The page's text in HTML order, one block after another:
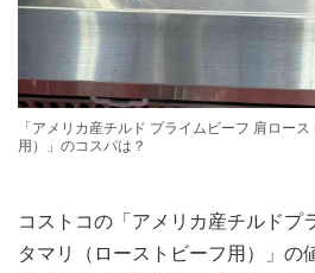
「アメリカ産チルド プライムビーフ 肩ロー
用）」のコスパは？
コストコの「アメリカ産チルドプ
タマリ（ローストビーフ用）」の